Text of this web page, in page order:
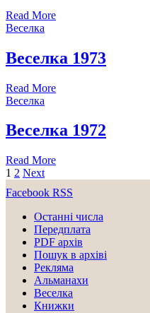
Read More
Веселка
Веселка 1973
Read More
Веселка
Веселка 1972
Read More
1 2 Next
Facebook RSS
Останні числа
Передплата
PDF aрхів
Пошук в архіві
Рекляма
Альманахи
Веселка
Книжки